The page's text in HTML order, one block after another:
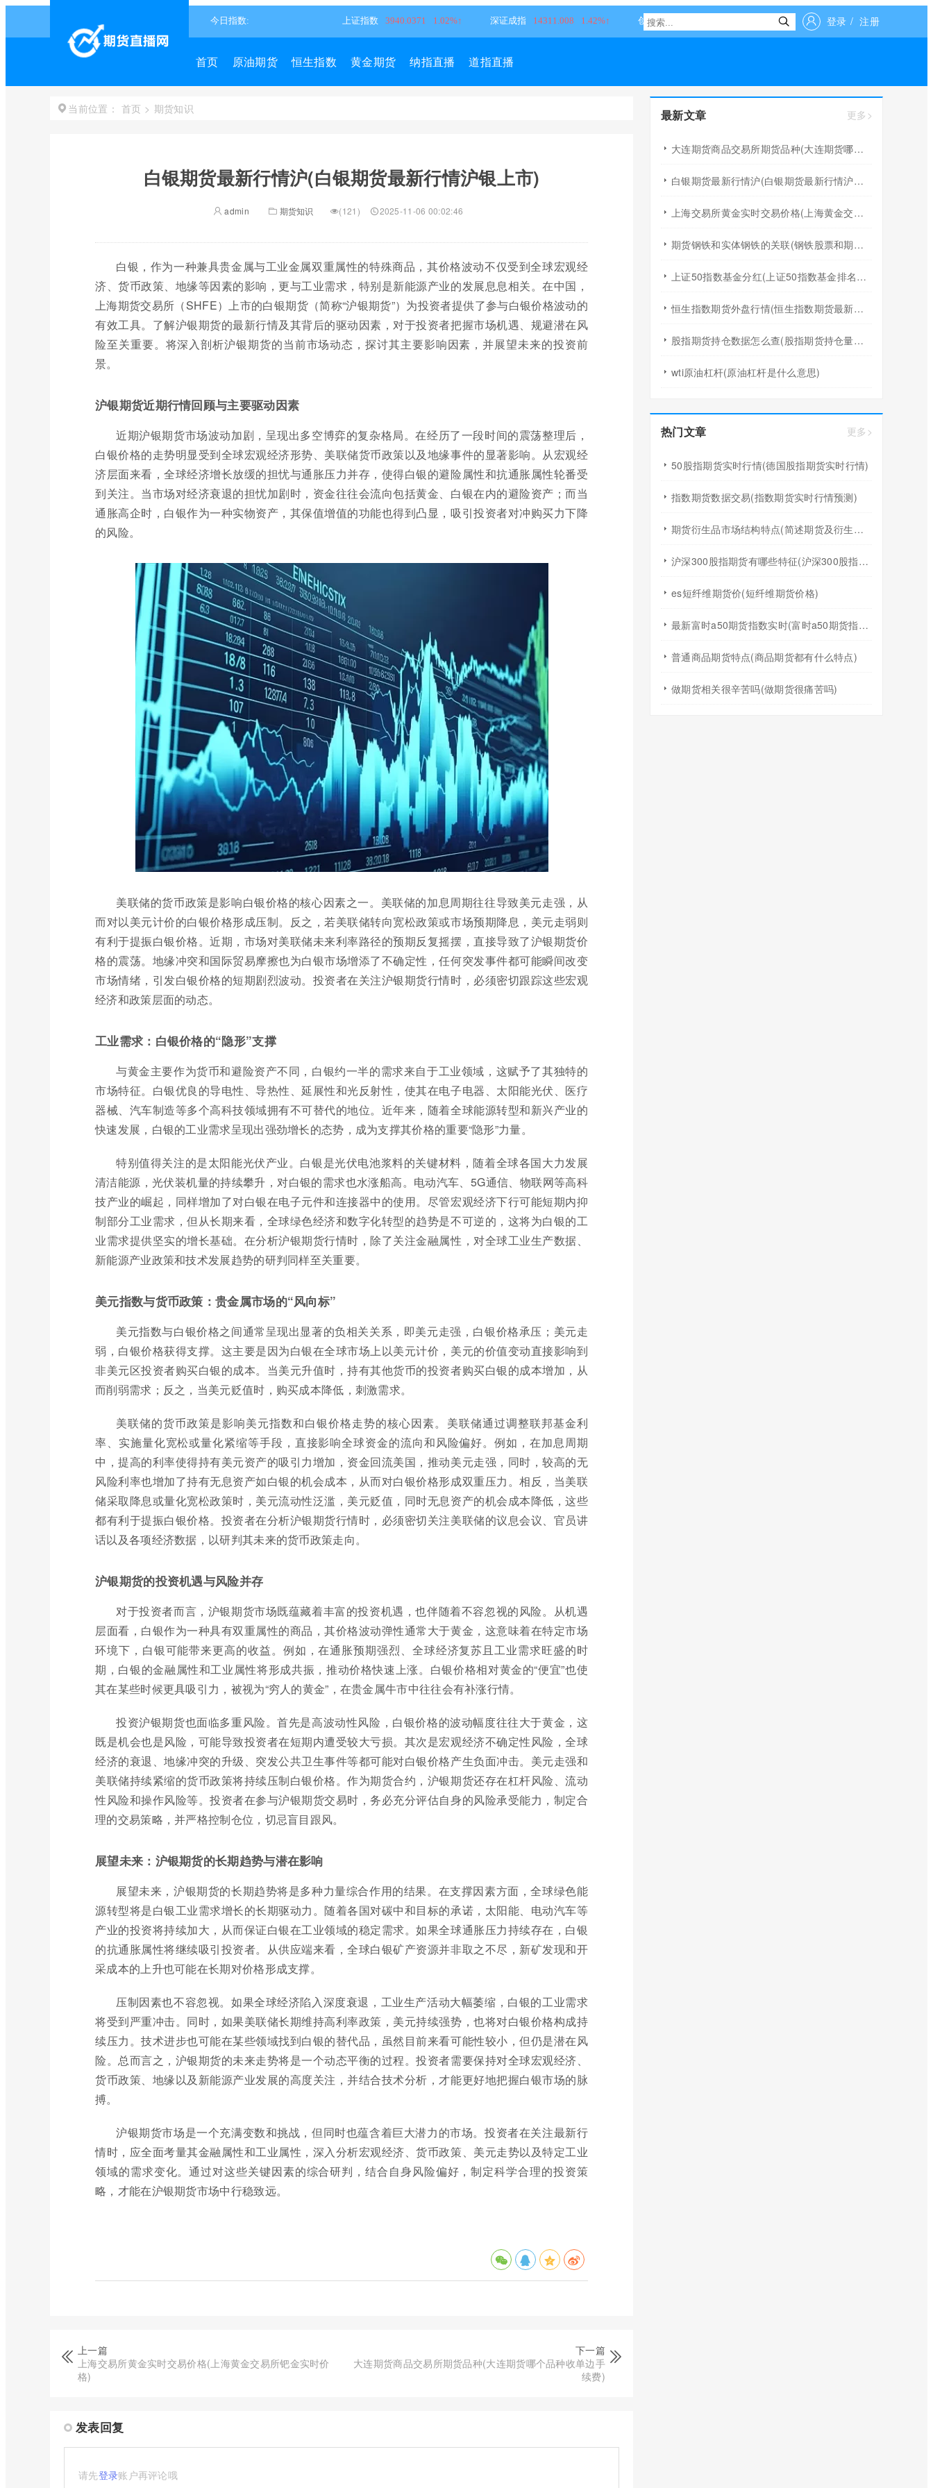
登录 / 注册
首页 原油期货 恒生指数 黄金期货 纳指直播 道指直播
当前位置： 首页 > 期货知识
白银期货最新行情沪(白银期货最新行情沪银上市)
admin 期货知识 (121) 2025-11-06 00:02:46
白银，作为一种兼具贵金属与工业金属双重属性的特殊商品，其价格波动不仅受到全球宏观经
济、货币政策、地缘等因素的影响，更与工业需求，特别是新能源产业的发展息息相关。在中国，
上海期货交易所（SHFE）上市的白银期货（简称“沪银期货”）为投资者提供了参与白银价格波动的
有效工具。了解沪银期货的最新行情及其背后的驱动因素，对于投资者把握市场机遇、规避潜在风
险至关重要。将深入剖析沪银期货的当前市场动态，探讨其主要影响因素，并展望未来的投资前
景。
沪银期货近期行情回顾与主要驱动因素
近期沪银期货市场波动加剧，呈现出多空博弈的复杂格局。在经历了一段时间的震荡整理后，
白银价格的走势明显受到全球宏观经济形势、美联储货币政策以及地缘事件的显著影响。从宏观经
济层面来看，全球经济增长放缓的担忧与通胀压力并存，使得白银的避险属性和抗通胀属性轮番受
到关注。当市场对经济衰退的担忧加剧时，资金往往会流向包括黄金、白银在内的避险资产；而当
通胀高企时，白银作为一种实物资产，其保值增值的功能也得到凸显，吸引投资者对冲购买力下降
的风险。
美联储的货币政策是影响白银价格的核心因素之一。美联储的加息周期往往导致美元走强，从
而对以美元计价的白银价格形成压制。反之，若美联储转向宽松政策或市场预期降息，美元走弱则
有利于提振白银价格。近期，市场对美联储未来利率路径的预期反复摇摆，直接导致了沪银期货价
格的震荡。地缘冲突和国际贸易摩擦也为白银市场增添了不确定性，任何突发事件都可能瞬间改变
市场情绪，引发白银价格的短期剧烈波动。投资者在关注沪银期货行情时，必须密切跟踪这些宏观
经济和政策层面的动态。
工业需求：白银价格的“隐形”支撑
与黄金主要作为货币和避险资产不同，白银约一半的需求来自于工业领域，这赋予了其独特的
市场特征。白银优良的导电性、导热性、延展性和光反射性，使其在电子电器、太阳能光伏、医疗
器械、汽车制造等多个高科技领域拥有不可替代的地位。近年来，随着全球能源转型和新兴产业的
快速发展，白银的工业需求呈现出强劲增长的态势，成为支撑其价格的重要“隐形”力量。
特别值得关注的是太阳能光伏产业。白银是光伏电池浆料的关键材料，随着全球各国大力发展
清洁能源，光伏装机量的持续攀升，对白银的需求也水涨船高。电动汽车、5G通信、物联网等高科
技产业的崛起，同样增加了对白银在电子元件和连接器中的使用。尽管宏观经济下行可能短期内抑
制部分工业需求，但从长期来看，全球绿色经济和数字化转型的趋势是不可逆的，这将为白银的工
业需求提供坚实的增长基础。在分析沪银期货行情时，除了关注金融属性，对全球工业生产数据、
新能源产业政策和技术发展趋势的研判同样至关重要。
美元指数与货币政策：贵金属市场的“风向标”
美元指数与白银价格之间通常呈现出显著的负相关关系，即美元走强，白银价格承压；美元走
弱，白银价格获得支撑。这主要是因为白银在全球市场上以美元计价，美元的价值变动直接影响到
非美元区投资者购买白银的成本。当美元升值时，持有其他货币的投资者购买白银的成本增加，从
而削弱需求；反之，当美元贬值时，购买成本降低，刺激需求。
美联储的货币政策是影响美元指数和白银价格走势的核心因素。美联储通过调整联邦基金利
率、实施量化宽松或量化紧缩等手段，直接影响全球资金的流向和风险偏好。例如，在加息周期
中，提高的利率使得持有美元资产的吸引力增加，资金回流美国，推动美元走强，同时，较高的无
风险利率也增加了持有无息资产如白银的机会成本，从而对白银价格形成双重压力。相反，当美联
储采取降息或量化宽松政策时，美元流动性泛滥，美元贬值，同时无息资产的机会成本降低，这些
都有利于提振白银价格。投资者在分析沪银期货行情时，必须密切关注美联储的议息会议、官员讲
话以及各项经济数据，以研判其未来的货币政策走向。
沪银期货的投资机遇与风险并存
对于投资者而言，沪银期货市场既蕴藏着丰富的投资机遇，也伴随着不容忽视的风险。从机遇
层面看，白银作为一种具有双重属性的商品，其价格波动弹性通常大于黄金，这意味着在特定市场
环境下，白银可能带来更高的收益。例如，在通胀预期强烈、全球经济复苏且工业需求旺盛的时
期，白银的金融属性和工业属性将形成共振，推动价格快速上涨。白银价格相对黄金的“便宜”也使
其在某些时候更具吸引力，被视为“穷人的黄金”，在贵金属牛市中往往会有补涨行情。
投资沪银期货也面临多重风险。首先是高波动性风险，白银价格的波动幅度往往大于黄金，这
既是机会也是风险，可能导致投资者在短期内遭受较大亏损。其次是宏观经济不确定性风险，全球
经济的衰退、地缘冲突的升级、突发公共卫生事件等都可能对白银价格产生负面冲击。美元走强和
美联储持续紧缩的货币政策将持续压制白银价格。作为期货合约，沪银期货还存在杠杆风险、流动
性风险和操作风险等。投资者在参与沪银期货交易时，务必充分评估自身的风险承受能力，制定合
理的交易策略，并严格控制仓位，切忌盲目跟风。
展望未来：沪银期货的长期趋势与潜在影响
展望未来，沪银期货的长期趋势将是多种力量综合作用的结果。在支撑因素方面，全球绿色能
源转型将是白银工业需求增长的长期驱动力。随着各国对碳中和目标的承诺，太阳能、电动汽车等
产业的投资将持续加大，从而保证白银在工业领域的稳定需求。如果全球通胀压力持续存在，白银
的抗通胀属性将继续吸引投资者。从供应端来看，全球白银矿产资源并非取之不尽，新矿发现和开
采成本的上升也可能在长期对价格形成支撑。
压制因素也不容忽视。如果全球经济陷入深度衰退，工业生产活动大幅萎缩，白银的工业需求
将受到严重冲击。同时，如果美联储长期维持高利率政策，美元持续强势，也将对白银价格构成持
续压力。技术进步也可能在某些领域找到白银的替代品，虽然目前来看可能性较小，但仍是潜在风
险。总而言之，沪银期货的未来走势将是一个动态平衡的过程。投资者需要保持对全球宏观经济、
货币政策、地缘以及新能源产业发展的高度关注，并结合技术分析，才能更好地把握白银市场的脉
搏。
沪银期货市场是一个充满变数和挑战，但同时也蕴含着巨大潜力的市场。投资者在关注最新行
情时，应全面考量其金融属性和工业属性，深入分析宏观经济、货币政策、美元走势以及特定工业
领域的需求变化。通过对这些关键因素的综合研判，结合自身风险偏好，制定科学合理的投资策
略，才能在沪银期货市场中行稳致远。
上一篇
上海交易所黄金实时交易价格(上海黄金交易所钯金实时价
格)
下一篇
大连期货商品交易所期货品种(大连期货哪个品种收单边手
续费)
发表回复
请先登录账户再评论哦
最新文章 更多>
大连期货商品交易所期货品种(大连期货哪个品种收单边手续费)
白银期货最新行情沪(白银期货最新行情沪银上市)
上海交易所黄金实时交易价格(上海黄金交易所钯金实时价格)
期货钢铁和实体钢铁的关联(钢铁股票和期货市场有联动效应吗)
上证50指数基金分红(上证50指数基金排名前十名)
恒生指数期货外盘行情(恒生指数期货最新行情)
股指期货持仓数据怎么查(股指期货持仓量怎么看)
wti原油杠杆(原油杠杆是什么意思)
热门文章 更多>
50股指期货实时行情(德国股指期货实时行情)
指数期货数据交易(指数期货实时行情预测)
期货衍生品市场结构特点(简述期货及衍生品市场的作用)
沪深300股指期货有哪些特征(沪深300股指期货保证金多少)
es短纤维期货价(短纤维期货价格)
最新富时a50期货指数实时(富时a50期货指数在哪看)
普通商品期货特点(商品期货都有什么特点)
做期货相关很辛苦吗(做期货很痛苦吗)